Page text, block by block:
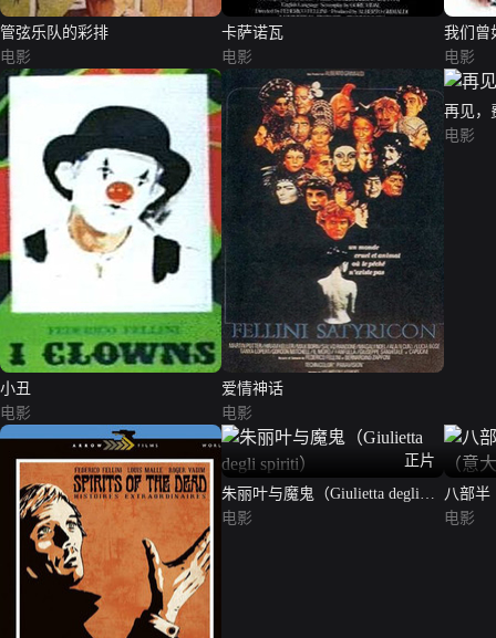
管弦乐队的彩排
电影
卡萨诺瓦
电影
我们曾
电影
小丑
电影
爱情神话
电影
再见，
电影
正片
朱丽叶与魔鬼（Giulietta degli
spiriti）
电影
八部半
大利语
电影